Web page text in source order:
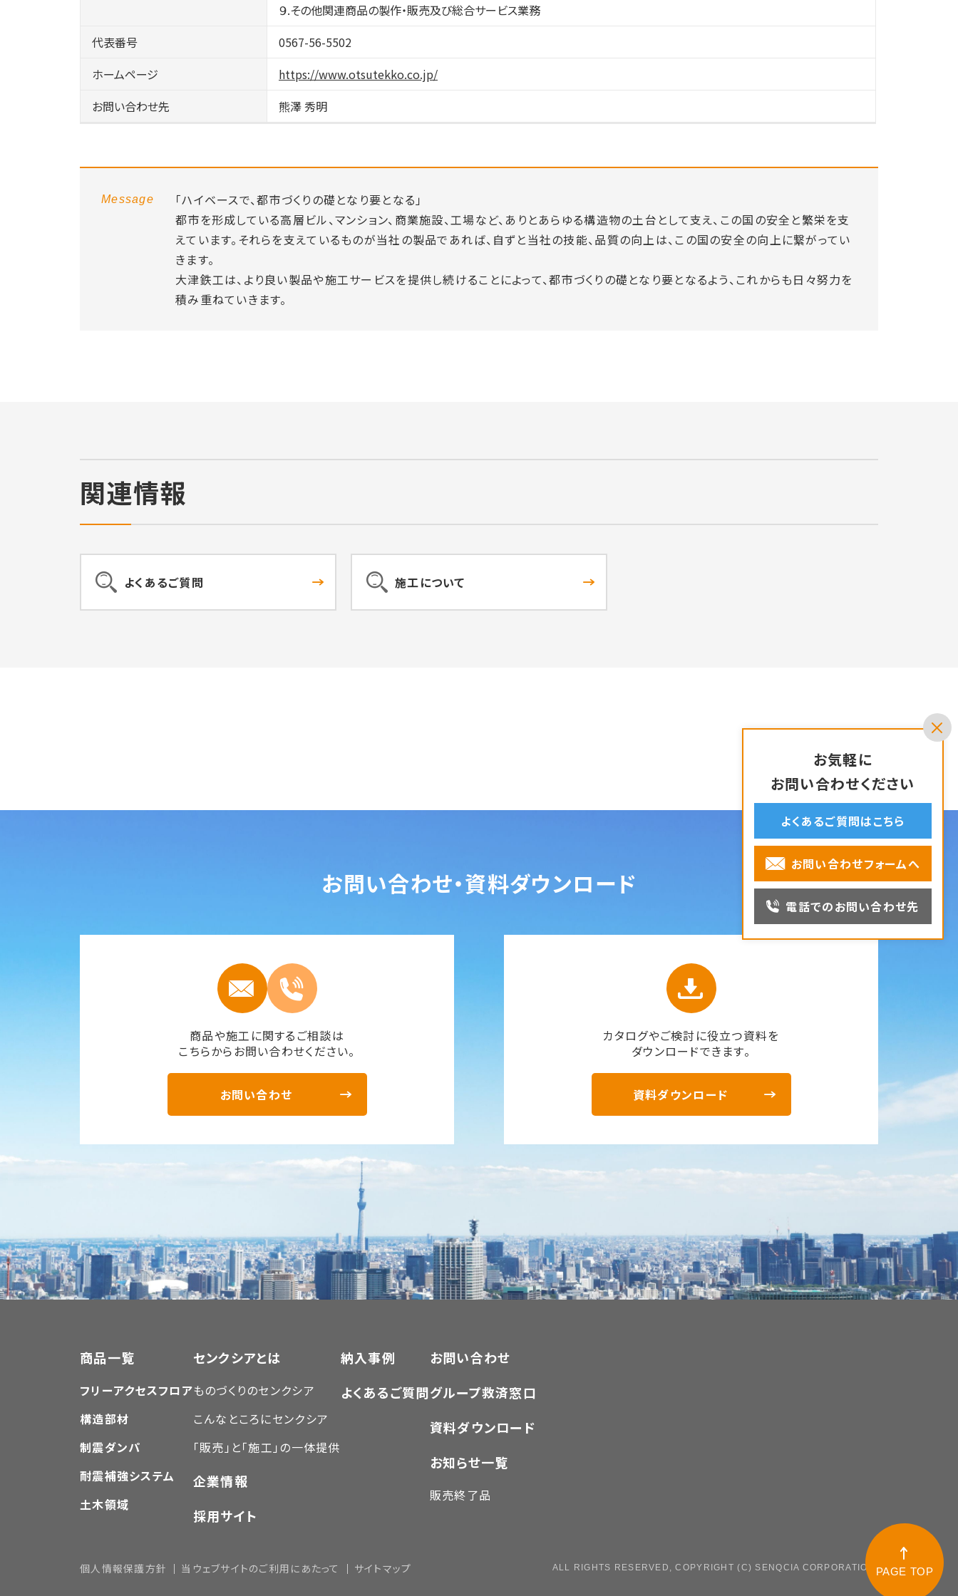
９.その他関連商品の製作・販売及び総合サービス業務
代表番号
0567-56-5502
ホームページ
https://www.otsutekko.co.jp/
お問い合わせ先
熊澤 秀明
Message
「ハイベースで、都市づくりの礎となり要となる」
都市を形成している高層ビル、マンション、商業施設、工場など、ありとあらゆる構造物の土台として支え、この国の安全と繁栄を支
えています。それらを支えているものが当社の製品であれば、自ずと当社の技能、品質の向上は、この国の安全の向上に繋がってい
きます。
大津鉄工は、より良い製品や施工サービスを提供し続けることによって、都市づくりの礎となり要となるよう、これからも日々努力を
積み重ねていきます。
関連情報
よくあるご質問 施工について
お気軽に
お問い合わせください
よくあるご質問はこちら
お問い合わせフォームへ
電話でのお問い合わせ先
お問い合わせ・資料ダウンロード
商品や施工に関するご相談は
こちらからお問い合わせください。
お問い合わせ
カタログやご検討に役立つ資料を
ダウンロードできます。
資料ダウンロード
商品一覧
フリーアクセスフロア
構造部材
制震ダンパ
耐震補強システム
土木領域
センクシアとは
ものづくりのセンクシア
こんなところにセンクシア
「販売」と「施工」の一体提供
企業情報
採用サイト
納入事例
よくあるご質問
お問い合わせ
グループ救済窓口
資料ダウンロード
お知らせ一覧
販売終了品
個人情報保護方針 当ウェブサイトのご利用にあたって サイトマップ ALL RIGHTS RESERVED, COPYRIGHT (C) SENQCIA CORPORATION.PAGE TOP